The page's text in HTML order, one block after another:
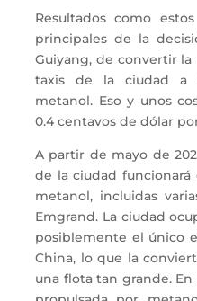
Resultados como
principales de la
Guiyang, de convertir
taxis de la ciudad a
metanol. Eso y unos
0.4 centavos de dólar
A partir de mayo de
de la ciudad
metanol, incluidas
Emgrand. La ciudad
posiblemente el único
China, lo que la
una flota tan grande. En